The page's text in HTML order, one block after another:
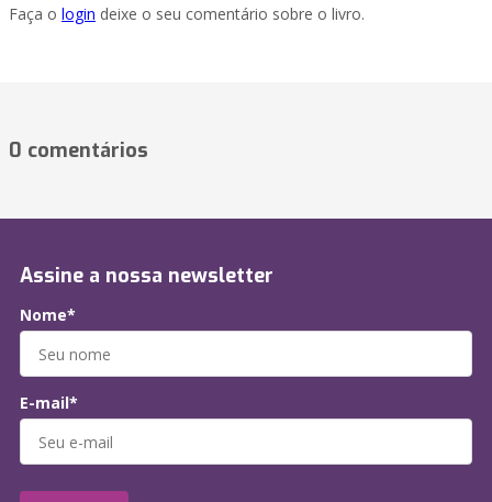
Faça o login deixe o seu comentário sobre o livro.
0 comentários
Assine a nossa newsletter
Nome*
E-mail*